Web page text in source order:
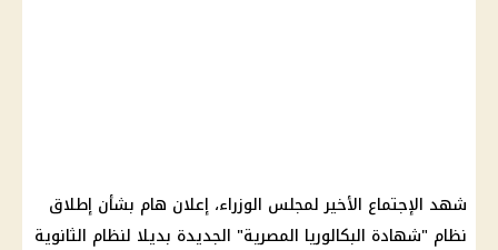
شهد الإجتماع الأخير لمجلس الوزراء، إعلان هام بشأن إطلاق
نظام "شهادة البكالوريا المصرية" الجديدة بديلا لنظام الثانوية